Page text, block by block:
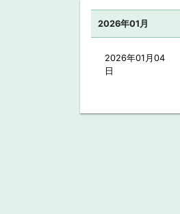
2026年01月
2026年01月04
日